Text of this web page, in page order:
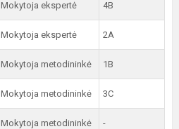
Mokytoja ekspertė 4B
Mokytoja ekspertė 2A
Mokytoja metodininkė 1B
Mokytoja metodininkė 3C
Mokytoja metodininkė -